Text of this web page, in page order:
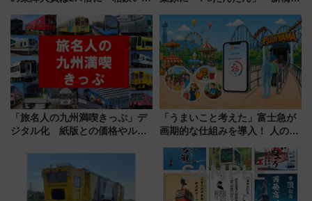
年祭にそうにゃん＆DB.スター
マンが登場
饅」、オムライス専門店「肉と
たまご」新グルメ続々登場！
【2026年8月】
「旅名人の九州満喫きっぷ」デ
ジタル化 紙版との価格やルー
「うまいこと考えた」富士急が
画期的な仕組みを導入！ 人のか
ん」始動